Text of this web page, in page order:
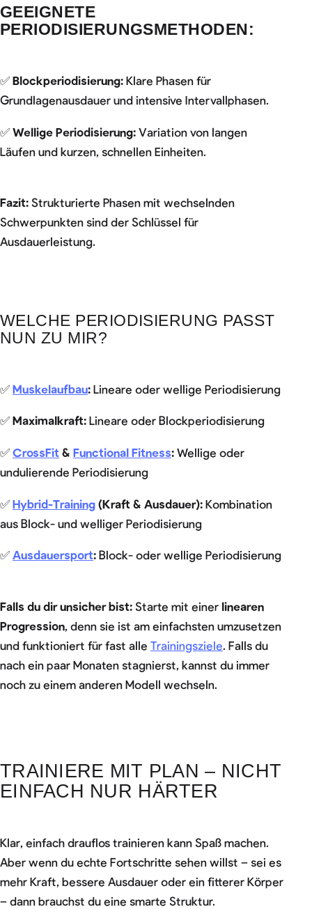
GEEIGNETE
PERIODISIERUNGSMETHODEN:
✅ Blockperiodisierung: Klare Phasen für
Grundlagenausdauer und intensive Intervallphasen.
✅ Wellige Periodisierung: Variation von langen
Läufen und kurzen, schnellen Einheiten.
Fazit: Strukturierte Phasen mit wechselnden
Schwerpunkten sind der Schlüssel für
Ausdauerleistung.
WELCHE PERIODISIERUNG PASST
NUN ZU MIR?
✅ Muskelaufbau: Lineare oder wellige Periodisierung
✅ Maximalkraft: Lineare oder Blockperiodisierung
✅ CrossFit & Functional Fitness: Wellige oder
undulierende Periodisierung
✅ Hybrid-Training (Kraft & Ausdauer): Kombination
aus Block- und welliger Periodisierung
✅ Ausdauersport: Block- oder wellige Periodisierung
Falls du dir unsicher bist: Starte mit einer linearen
Progression, denn sie ist am einfachsten umzusetzen
und funktioniert für fast alle Trainingsziele. Falls du
nach ein paar Monaten stagnierst, kannst du immer
noch zu einem anderen Modell wechseln.
TRAINIERE MIT PLAN – NICHT
EINFACH NUR HÄRTER
Klar, einfach drauflos trainieren kann Spaß machen.
Aber wenn du echte Fortschritte sehen willst – sei es
mehr Kraft, bessere Ausdauer oder ein fitterer Körper
– dann brauchst du eine smarte Struktur.